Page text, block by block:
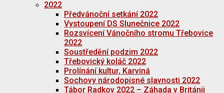
2022
Předvánoční setkání 2022
Vystoupení DS Slunečnice 2022
Rozsvícení Vánočního stromu Třebovice
2022
Soustředění podzim 2022
Třebovický koláč 2022
Prolínání kultur, Karviná
Sochovy národopisné slavnosti 2022
Tábor Radkov 2022 – Záhada v Británii